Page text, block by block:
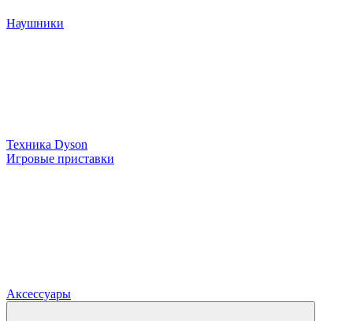
Наушники
Техника Dyson
Игровые приставки
Аксессуары